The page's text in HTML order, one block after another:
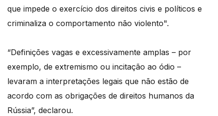
que impede o exercício dos direitos civis e políticos e
criminaliza o comportamento não violento".
“Definições vagas e excessivamente amplas – por
exemplo, de extremismo ou incitação ao ódio –
levaram a interpretações legais que não estão de
acordo com as obrigações de direitos humanos da
Rússia”, declarou.